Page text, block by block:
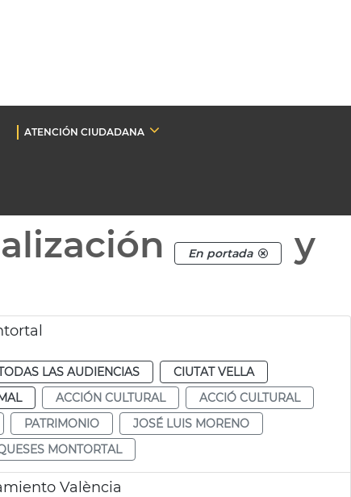
ATENCIÓN CIUDADANA
En portada
y
LAS AUDIENCIAS
CIUTAT VELLA
ACCIÓN CULTURAL
ACCIÓ CULTURAL
PATRIMONIO
JOSÉ LUIS MORENO
MONTORTAL
València